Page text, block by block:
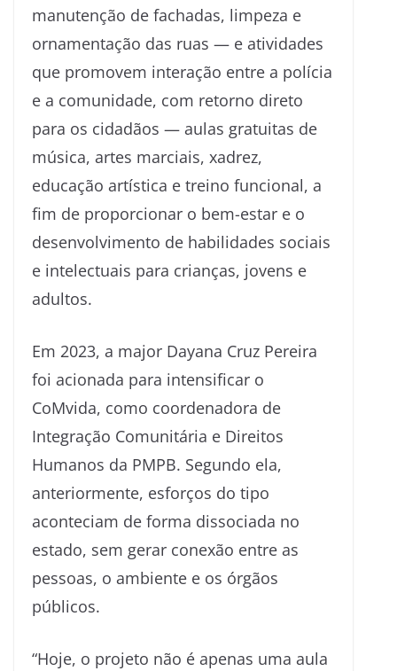
manutenção de fachadas, limpeza e
ornamentação das ruas — e atividades
que promovem interação entre a polícia
e a comunidade, com retorno direto
para os cidadãos — aulas gratuitas de
música, artes marciais, xadrez,
educação artística e treino funcional, a
fim de proporcionar o bem-estar e o
desenvolvimento de habilidades sociais
e intelectuais para crianças, jovens e
adultos.
Em 2023, a major Dayana Cruz Pereira
foi acionada para intensificar o
CoMvida, como coordenadora de
Integração Comunitária e Direitos
Humanos da PMPB. Segundo ela,
anteriormente, esforços do tipo
aconteciam de forma dissociada no
estado, sem gerar conexão entre as
pessoas, o ambiente e os órgãos
públicos.
“Hoje, o projeto não é apenas uma aula